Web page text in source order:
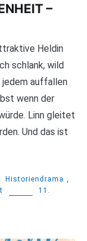
–
Heldin
schlank, wild
auffallen
wenn der
Linn gleitet
Und das ist
Historiendrama ,
11.